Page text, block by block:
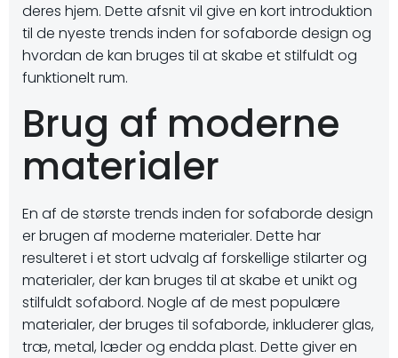
deres hjem. Dette afsnit vil give en kort introduktion
til de nyeste trends inden for sofaborde design og
hvordan de kan bruges til at skabe et stilfuldt og
funktionelt rum.
Brug af moderne
materialer
En af de største trends inden for sofaborde design
er brugen af ​​moderne materialer. Dette har
resulteret i et stort udvalg af forskellige stilarter og
materialer, der kan bruges til at skabe et unikt og
stilfuldt sofabord. Nogle af de mest populære
materialer, der bruges til sofaborde, inkluderer glas,
træ, metal, læder og endda plast. Dette giver en